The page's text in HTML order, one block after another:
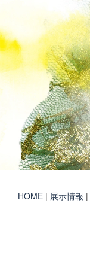
HOME | 展示情報 |